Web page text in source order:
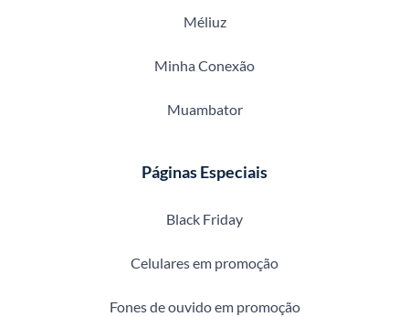
Méliuz
Minha Conexão
Muambator
Páginas Especiais
Black Friday
Celulares em promoção
Fones de ouvido em promoção